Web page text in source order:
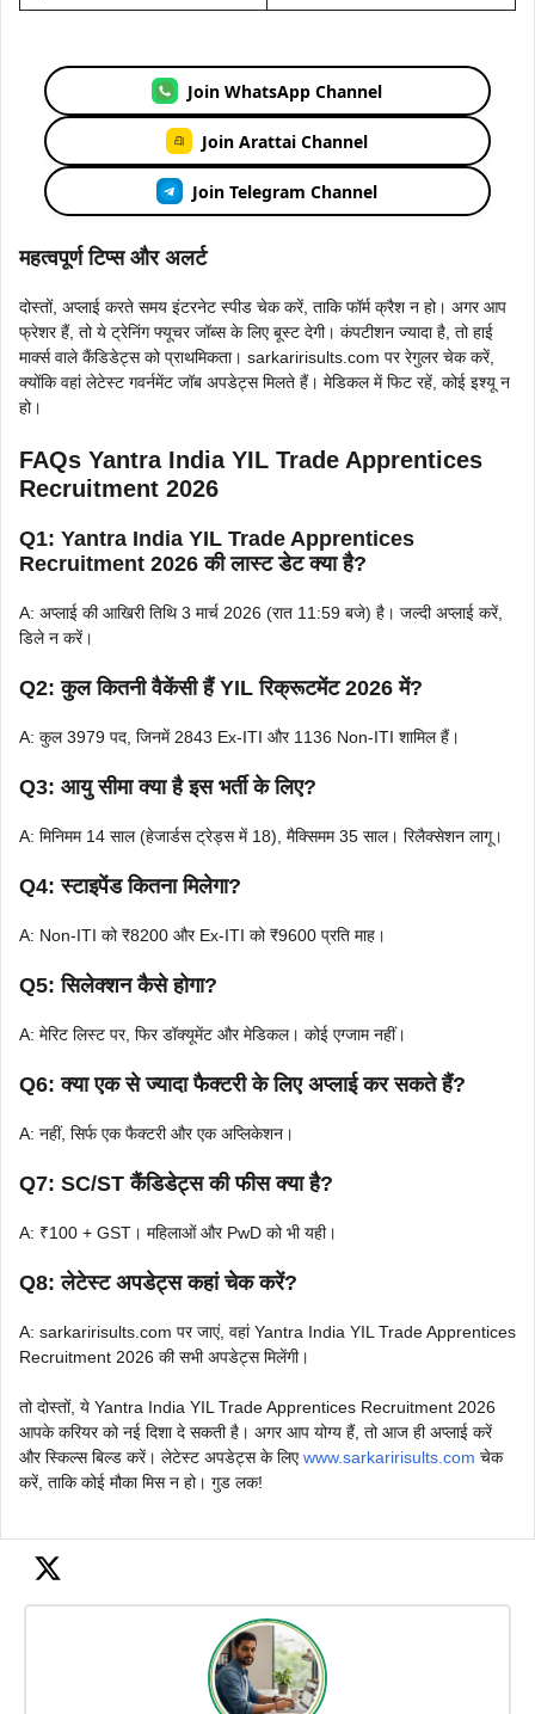
Join WhatsApp Channel
Join Arattai Channel
Join Telegram Channel
महत्वपूर्ण टिप्स और अलर्ट
दोस्तों, अप्लाई करते समय इंटरनेट स्पीड चेक करें, ताकि फॉर्म क्रैश न हो। अगर आप
फ्रेशर हैं, तो ये ट्रेनिंग फ्यूचर जॉब्स के लिए बूस्ट देगी। कंपटीशन ज्यादा है, तो हाई
मार्क्स वाले कैंडिडेट्स को प्राथमिकता। sarkaririsults.com पर रेगुलर चेक करें,
क्योंकि वहां लेटेस्ट गवर्नमेंट जॉब अपडेट्स मिलते हैं। मेडिकल में फिट रहें, कोई इश्यू न
हो।
FAQs Yantra India YIL Trade Apprentices
Recruitment 2026
Q1: Yantra India YIL Trade Apprentices
Recruitment 2026 की लास्ट डेट क्या है?
A: अप्लाई की आखिरी तिथि 3 मार्च 2026 (रात 11:59 बजे) है। जल्दी अप्लाई करें,
डिले न करें।
Q2: कुल कितनी वैकेंसी हैं YIL रिक्रूटमेंट 2026 में?
A: कुल 3979 पद, जिनमें 2843 Ex-ITI और 1136 Non-ITI शामिल हैं।
Q3: आयु सीमा क्या है इस भर्ती के लिए?
A: मिनिमम 14 साल (हेजार्डस ट्रेड्स में 18), मैक्सिमम 35 साल। रिलैक्सेशन लागू।
Q4: स्टाइपेंड कितना मिलेगा?
A: Non-ITI को ₹8200 और Ex-ITI को ₹9600 प्रति माह।
Q5: सिलेक्शन कैसे होगा?
A: मेरिट लिस्ट पर, फिर डॉक्यूमेंट और मेडिकल। कोई एग्जाम नहीं।
Q6: क्या एक से ज्यादा फैक्टरी के लिए अप्लाई कर सकते हैं?
A: नहीं, सिर्फ एक फैक्टरी और एक अप्लिकेशन।
Q7: SC/ST कैंडिडेट्स की फीस क्या है?
A: ₹100 + GST। महिलाओं और PwD को भी यही।
Q8: लेटेस्ट अपडेट्स कहां चेक करें?
A: sarkaririsults.com पर जाएं, वहां Yantra India YIL Trade Apprentices
Recruitment 2026 की सभी अपडेट्स मिलेंगी।
तो दोस्तों, ये Yantra India YIL Trade Apprentices Recruitment 2026
आपके करियर को नई दिशा दे सकती है। अगर आप योग्य हैं, तो आज ही अप्लाई करें
और स्किल्स बिल्ड करें। लेटेस्ट अपडेट्स के लिएwww.sarkaririsults.com चेक
करें, ताकि कोई मौका मिस न हो। गुड लक!